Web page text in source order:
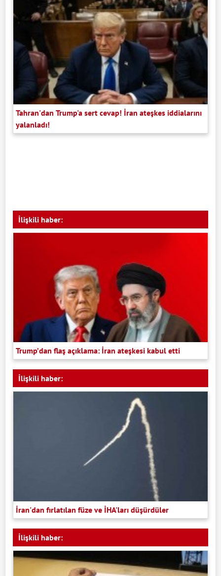
Tahran'dan Trump'a sert cevap! İran ateşkes iddialarını
yalanladı!
İlişkili haber:
Trump’dan flaş açıklama: İran ateşkesi kabul etti
İlişkili haber:
İran'dan fırlatılan füze ve İHA'ları düşürdüler
İlişkili haber: